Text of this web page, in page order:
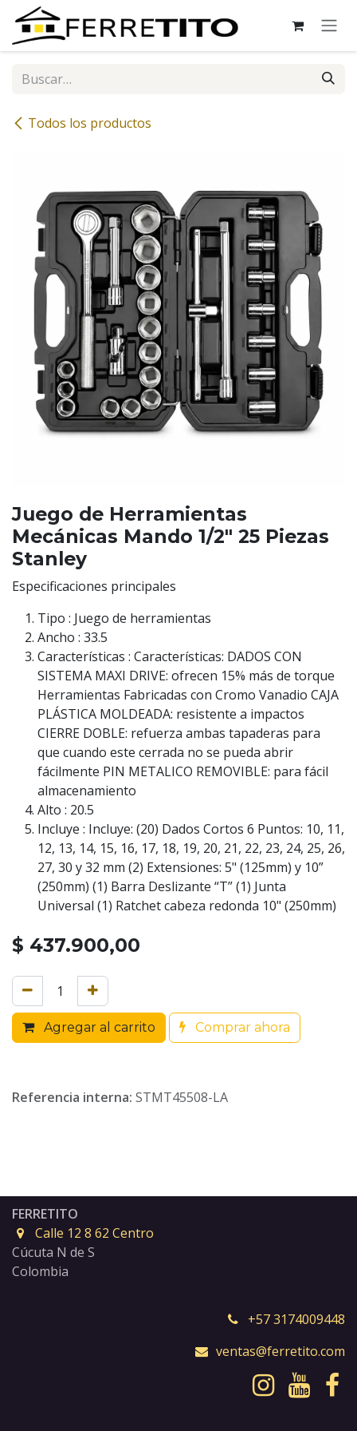
Ir al contenido
Todos los productos
Juego de Herramientas
Mecánicas Mando 1/2" 25 Piezas
Stanley
Especificaciones principales
Tipo : Juego de herramientas
Ancho : 33.5
Características : Características: DADOS CON
SISTEMA MAXI DRIVE: ofrecen 15% más de torque
Herramientas Fabricadas con Cromo Vanadio CAJA
PLÁSTICA MOLDEADA: resistente a impactos
CIERRE DOBLE: refuerza ambas tapaderas para
que cuando este cerrada no se pueda abrir
fácilmente PIN METALICO REMOVIBLE: para fácil
almacenamiento
Alto : 20.5
Incluye : Incluye: (20) Dados Cortos 6 Puntos: 10, 11,
12, 13, 14, 15, 16, 17, 18, 19, 20, 21, 22, 23, 24, 25, 26,
27, 30 y 32 mm (2) Extensiones: 5" (125mm) y 10”
(250mm) (1) Barra Deslizante “T” (1) Junta
Universal (1) Ratchet cabeza redonda 10" (250mm)
$ 437.900,00
Agregar al carrito Comprar ahora
Referencia interna: STMT45508-LA
FERRETITO
Calle 12 8 62 Centro
Cúcuta N de S
Colombia
+57 3174009448
ventas@ferretito.com